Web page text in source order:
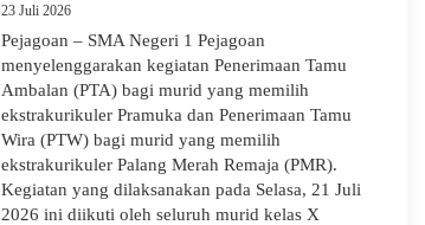
Orang
Tua/Wali
Murid
Kelas
X
dan
SMAN
23 Juli 2026
Pejagoan – SMA Negeri 1 Pejagoan
menyelenggarakan kegiatan Penerimaan Tamu
Ambalan (PTA) bagi murid yang memilih
ekstrakurikuler Pramuka dan Penerimaan Tamu
Wira (PTW) bagi murid yang memilih
ekstrakurikuler Palang Merah Remaja (PMR).
Kegiatan yang dilaksanakan pada Selasa, 21 Juli
2026 ini diikuti oleh seluruh murid kelas X